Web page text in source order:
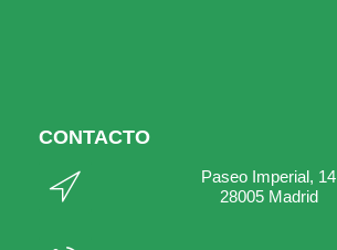
CONTACTO
Paseo Imperial, 14
28005 Madrid